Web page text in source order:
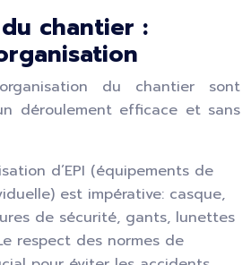
chantier :
du chantier sont
déroulement efficace et sans
d’EPI (équipements de
est impérative: casque,
de sécurité, gants, lunettes
respect des normes de